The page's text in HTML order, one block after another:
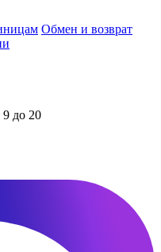
Обмен и возврат
до 20